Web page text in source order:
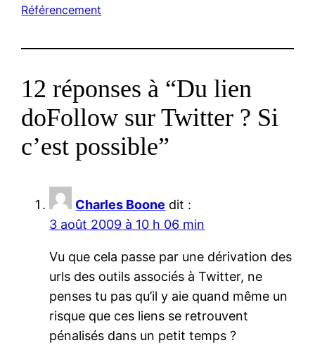
Référencement
12 réponses à “Du lien
doFollow sur Twitter ? Si
c’est possible”
Charles Boone dit :
3 août 2009 à 10 h 06 min
Vu que cela passe par une dérivation des
urls des outils associés à Twitter, ne
penses tu pas qu’il y aie quand même un
risque que ces liens se retrouvent
pénalisés dans un petit temps ?